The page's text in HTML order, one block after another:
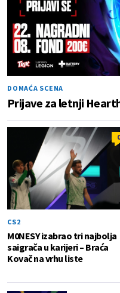
DOMAĆA SCENA
Prijave za letnji
0
CS2
M0NESY izabrao tri najbolja
saigrača u karijeri – Braća
Kovač na vrhu liste